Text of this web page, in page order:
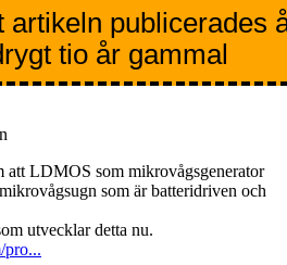
artikeln publicerades
tio år gammal